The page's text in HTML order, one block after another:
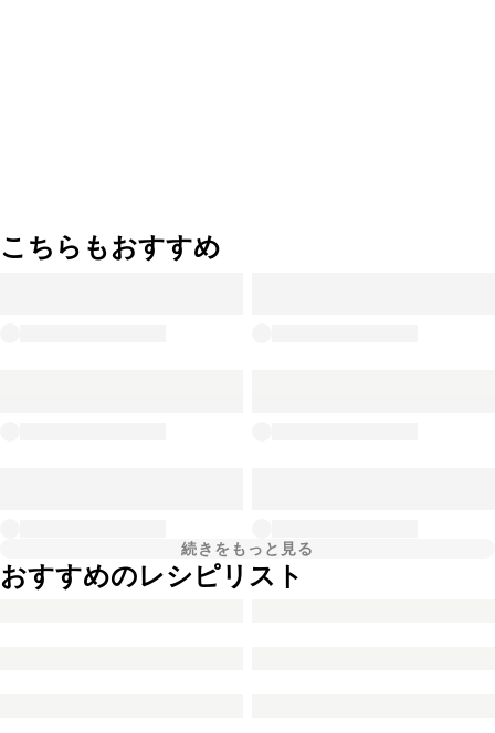
こちらもおすすめ
続きをもっと見る
おすすめのレシピリスト